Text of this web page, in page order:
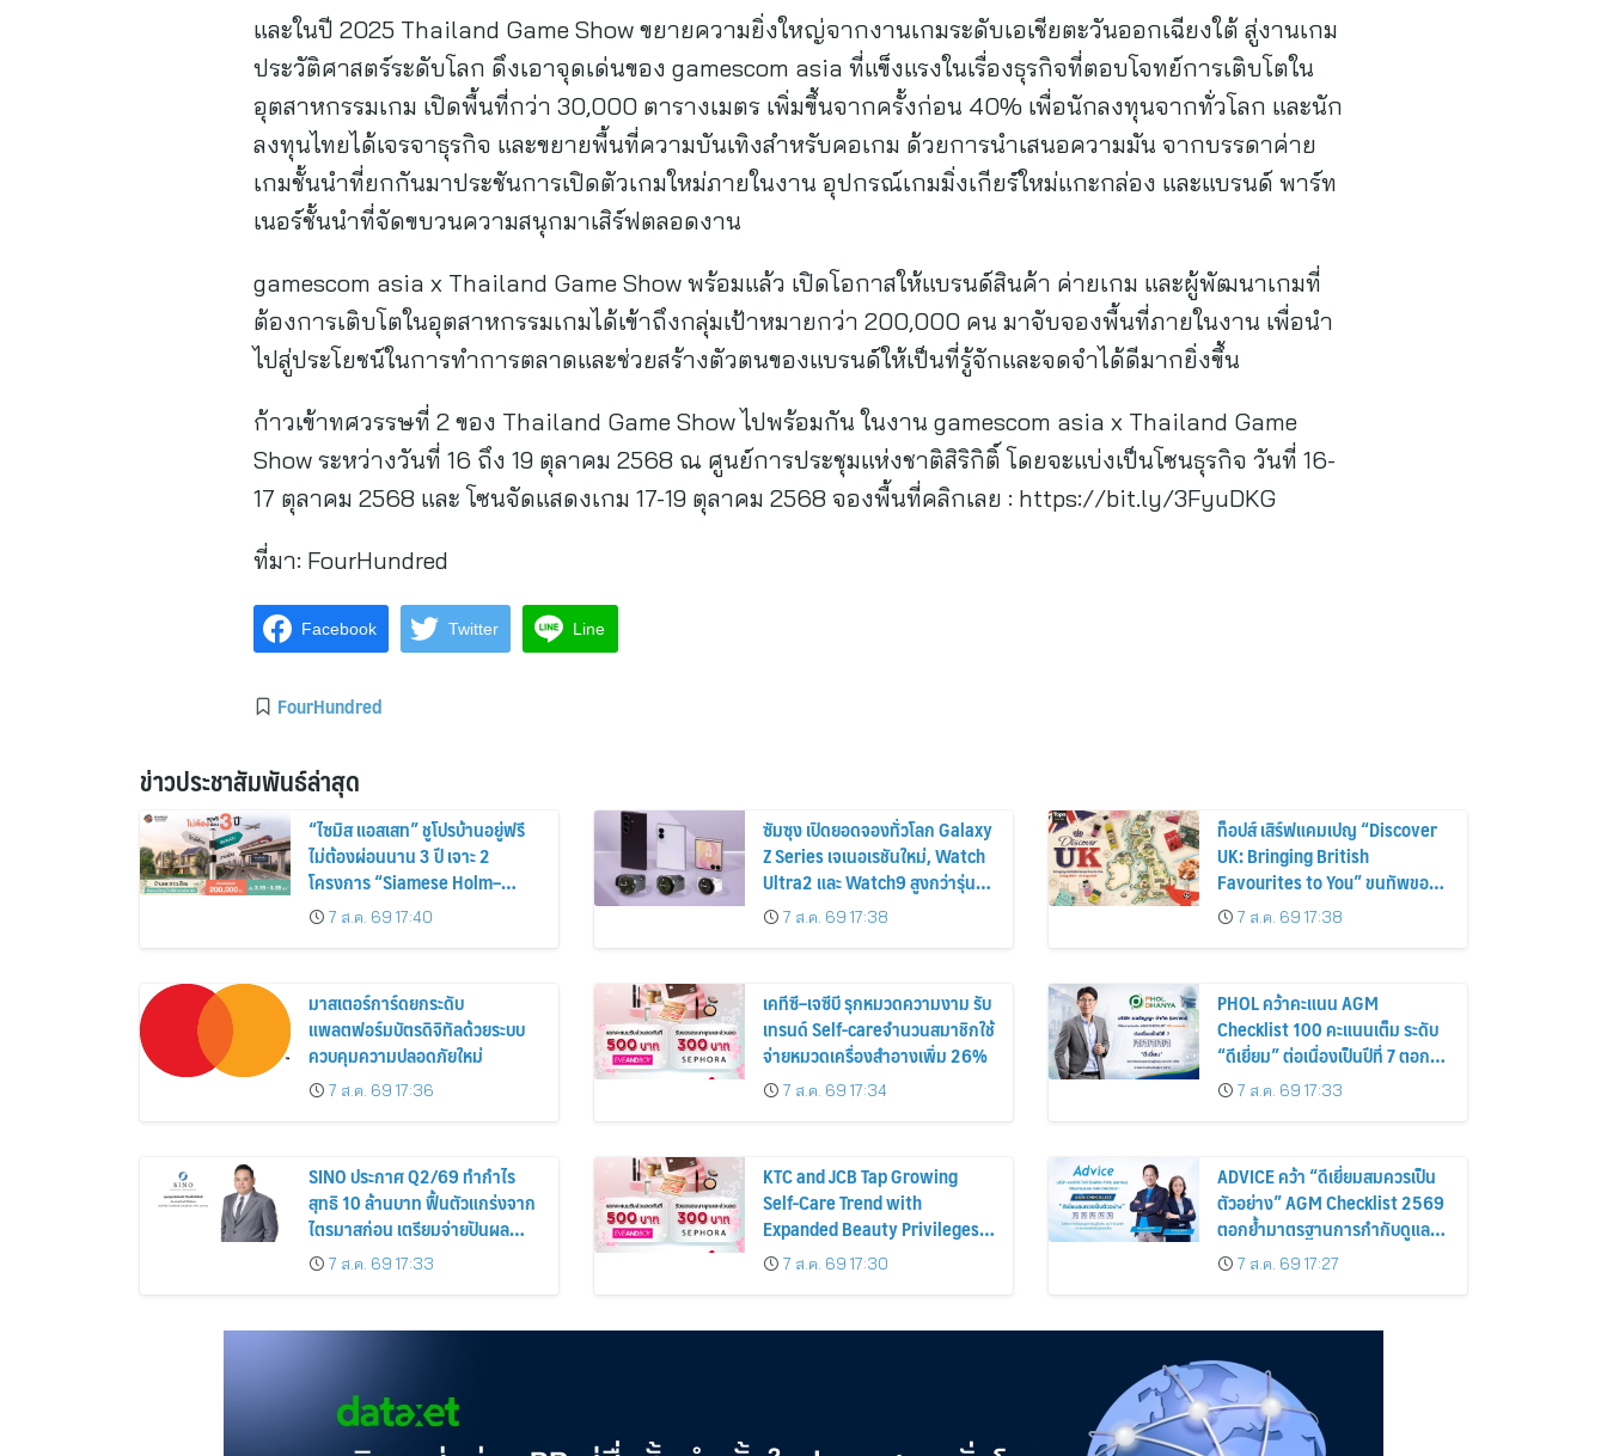
และในปี 2025 Thailand Game Show ขยายความยิ่งใหญ่จากงานเกมระดับเอเชียตะวันออกเฉียงใต้ สู่งานเกม
ประวัติศาสตร์ระดับโลก ดึงเอาจุดเด่นของ gamescom asia ที่แข็งแรงในเรื่องธุรกิจที่ตอบโจทย์การเติบโตใน
อุตสาหกรรมเกม เปิดพื้นที่กว่า 30,000 ตารางเมตร เพิ่มขึ้นจากครั้งก่อน 40% เพื่อนักลงทุนจากทั่วโลก และนัก
ลงทุนไทยได้เจรจาธุรกิจ และขยายพื้นที่ความบันเทิงสำหรับคอเกม ด้วยการนำเสนอความมัน จากบรรดาค่าย
เกมชั้นนำที่ยกกันมาประชันการเปิดตัวเกมใหม่ภายในงาน อุปกรณ์เกมมิ่งเกียร์ใหม่แกะกล่อง และแบรนด์ พาร์ท
เนอร์ชั้นนำที่จัดขบวนความสนุกมาเสิร์ฟตลอดงาน
gamescom asia x Thailand Game Show พร้อมแล้ว เปิดโอกาสให้แบรนด์สินค้า ค่ายเกม และผู้พัฒนาเกมที่
ต้องการเติบโตในอุตสาหกรรมเกมได้เข้าถึงกลุ่มเป้าหมายกว่า 200,000 คน มาจับจองพื้นที่ภายในงาน เพื่อนำ
ไปสู่ประโยชน์ในการทำการตลาดและช่วยสร้างตัวตนของแบรนด์ให้เป็นที่รู้จักและจดจำได้ดีมากยิ่งขึ้น
ก้าวเข้าทศวรรษที่ 2 ของ Thailand Game Show ไปพร้อมกัน ในงาน gamescom asia x Thailand Game
Show ระหว่างวันที่ 16 ถึง 19 ตุลาคม 2568 ณ ศูนย์การประชุมแห่งชาติสิริกิติ์ โดยจะแบ่งเป็นโซนธุรกิจ วันที่ 16-
17 ตุลาคม 2568 และ โซนจัดแสดงเกม 17-19 ตุลาคม 2568 จองพื้นที่คลิกเลย : https://bit.ly/3FyuDKG
ที่มา: FourHundred
Facebook Twitter Line
FourHundred
ข่าวประชาสัมพันธ์ล่าสุด
“ไซมิส แอสเสท” ชูโปรบ้านอยู่ฟรี
ไม่ต้องผ่อนนาน 3 ปี เจาะ 2
โครงการ “Siamese Holm–
Siamese Blossom” พร้อม
ส่วนลดและสิทธิพิเศษถึง 31
7 ส.ค. 69 17:40
ซัมซุง เปิดยอดจองทั่วโลก Galaxy
Z Series เจเนอเรชันใหม่, Watch
Ultra2 และ Watch9 สูงกว่ารุ่น
ก่อนหน้ากว่า 30%
7 ส.ค. 69 17:38
ท็อปส์ เสิร์ฟแคมเปญ “Discover
UK: Bringing British
Favourites to You” ขนทัพของ
อร่อยและไอเท็มฮิตจากสหราช
อาณาจักร ส่งตรงถึงมือตั้งแต่วัน
7 ส.ค. 69 17:38
มาสเตอร์การ์ดยกระดับ
แพลตฟอร์มบัตรดิจิทัลด้วยระบบ
ควบคุมความปลอดภัยใหม่
7 ส.ค. 69 17:36
เคทีซี–เจซีบี รุกหมวดความงาม รับ
เทรนด์ Self-careจำนวนสมาชิกใช้
จ่ายหมวดเครื่องสำอางเพิ่ม 26%
7 ส.ค. 69 17:34
PHOL คว้าคะแนน AGM
Checklist 100 คะแนนเต็ม ระดับ
“ดีเยี่ยม” ต่อเนื่องเป็นปีที่ 7 ตอกย้ำ
การดำเนินธุรกิจตามหลักธรรมาภิ
บาล โปร่งใส สร้างความเชื่อมั่นผู้
7 ส.ค. 69 17:33
SINO ประกาศ Q2/69 ทำกำไร
สุทธิ 10 ล้านบาท ฟื้นตัวแกร่งจาก
ไตรมาสก่อน เตรียมจ่ายปันผล
ระหว่างกาล 0.014423 บาทต่อหุ้น
ครึ่งปีหลังมุ่งเติบโตต่อเนื่อง
7 ส.ค. 69 17:33
KTC and JCB Tap Growing
Self-Care Trend with
Expanded Beauty Privileges
Number of KTC JCB
Cardmembers Spending on
7 ส.ค. 69 17:30
ADVICE คว้า “ดีเยี่ยมสมควรเป็น
ตัวอย่าง” AGM Checklist 2569
ตอกย้ำมาตรฐานการกำกับดูแล
กิจการที่ดี
7 ส.ค. 69 17:27